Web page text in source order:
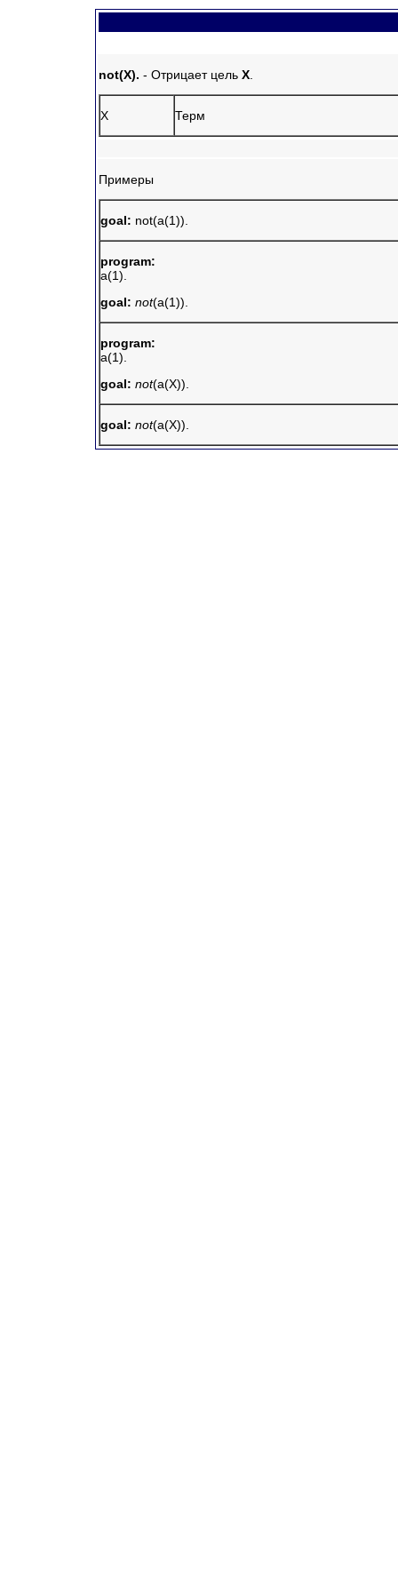
not(X). - Отрицает цель X.
X Терм
Примеры
goal: not(a(1)).
program:
a(1).
goal: not(a(1)).
program:
a(1).
goal: not(a(X)).
goal: not(a(X)).